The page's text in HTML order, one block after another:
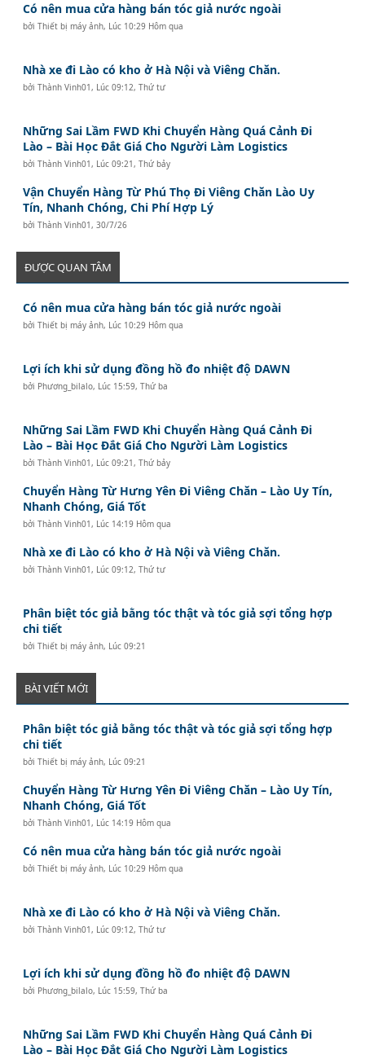
Có nên mua cửa hàng bán tóc giả nước ngoài
bởiThiết bị máy ảnh, Lúc 10:29 Hôm qua
Nhà xe đi Lào có kho ở Hà Nội và Viêng Chăn.
bởiThành Vinh01, Lúc 09:12, Thứ tư
Những Sai Lầm FWD Khi Chuyển Hàng Quá Cảnh Đi
Lào – Bài Học Đắt Giá Cho Người Làm Logistics
bởiThành Vinh01, Lúc 09:21, Thứ bảy
Vận Chuyển Hàng Từ Phú Thọ Đi Viêng Chăn Lào Uy
Tín, Nhanh Chóng, Chi Phí Hợp Lý
bởiThành Vinh01,30/7/26
ĐƯỢC QUAN TÂM
Có nên mua cửa hàng bán tóc giả nước ngoài
bởiThiết bị máy ảnh, Lúc 10:29 Hôm qua
Lợi ích khi sử dụng đồng hồ đo nhiệt độ DAWN
bởi Phương_bilalo, Lúc 15:59, Thứ ba
Những Sai Lầm FWD Khi Chuyển Hàng Quá Cảnh Đi
Lào – Bài Học Đắt Giá Cho Người Làm Logistics
bởiThành Vinh01, Lúc 09:21, Thứ bảy
Chuyển Hàng Từ Hưng Yên Đi Viêng Chăn – Lào Uy Tín,
Nhanh Chóng, Giá Tốt
bởiThành Vinh01, Lúc 14:19 Hôm qua
Nhà xe đi Lào có kho ở Hà Nội và Viêng Chăn.
bởiThành Vinh01, Lúc 09:12, Thứ tư
Phân biệt tóc giả bằng tóc thật và tóc giả sợi tổng hợp
chi tiết
bởiThiết bị máy ảnh, Lúc 09:21
BÀI VIẾT MỚI
Phân biệt tóc giả bằng tóc thật và tóc giả sợi tổng hợp
chi tiết
bởiThiết bị máy ảnh, Lúc 09:21
Chuyển Hàng Từ Hưng Yên Đi Viêng Chăn – Lào Uy Tín,
Nhanh Chóng, Giá Tốt
bởiThành Vinh01, Lúc 14:19 Hôm qua
Có nên mua cửa hàng bán tóc giả nước ngoài
bởiThiết bị máy ảnh, Lúc 10:29 Hôm qua
Nhà xe đi Lào có kho ở Hà Nội và Viêng Chăn.
bởiThành Vinh01, Lúc 09:12, Thứ tư
Lợi ích khi sử dụng đồng hồ đo nhiệt độ DAWN
bởi Phương_bilalo, Lúc 15:59, Thứ ba
Những Sai Lầm FWD Khi Chuyển Hàng Quá Cảnh Đi
Lào – Bài Học Đắt Giá Cho Người Làm Logistics